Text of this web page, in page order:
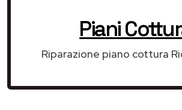
Piani
Riparazione piano cottura